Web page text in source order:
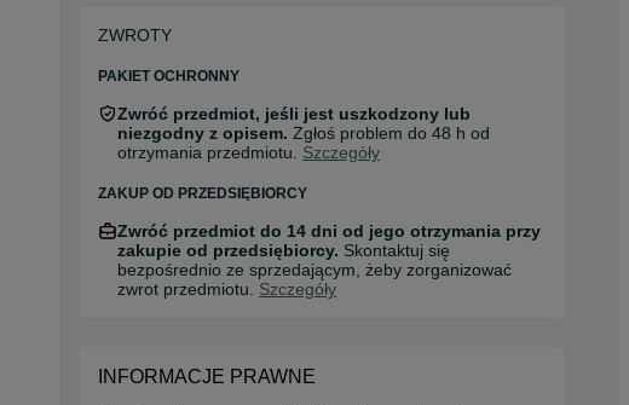
ZWROTY
PAKIET OCHRONNY
Zwróć przedmiot, jeśli jest uszkodzony lub
niezgodny z opisem. Zgłoś problem do 48 h od
otrzymania przedmiotu. Szczegóły
ZAKUP OD PRZEDSIĘBIORCY
Zwróć przedmiot do 14 dni od jego otrzymania przy
zakupie od przedsiębiorcy. Skontaktuj się
bezpośrednio ze sprzedającym, żeby zorganizować
zwrot przedmiotu. Szczegóły
INFORMACJE PRAWNE